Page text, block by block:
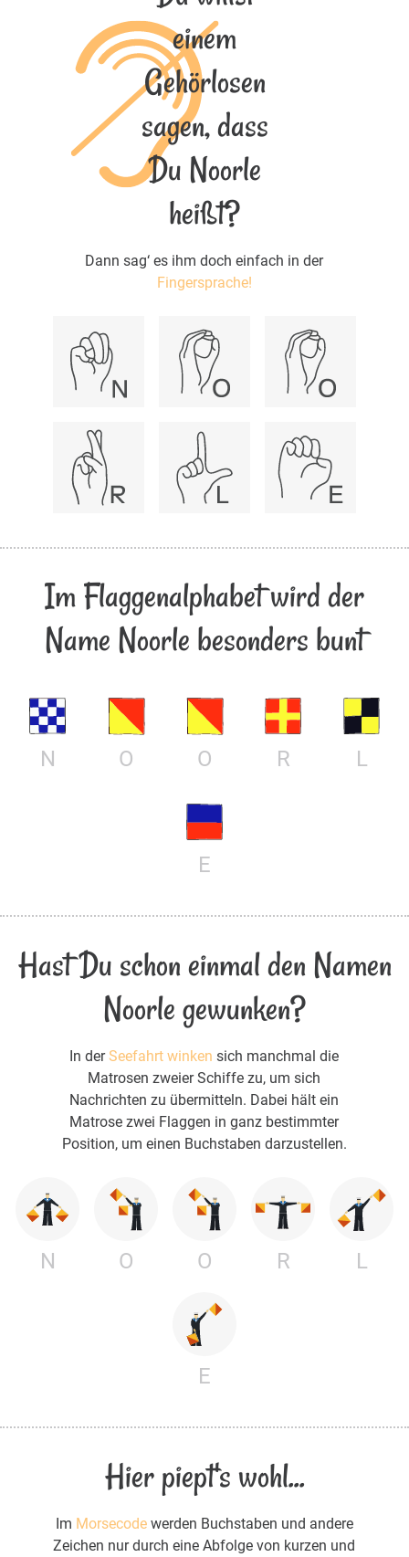
einem
Gehörlosen
sagen, dass
Du Noorle
heißt?
Dann sag‘ es ihm doch einfach in der
Fingersprache!
Im Flaggenalphabet wird der
Name Noorle besonders bunt
N O O R L
E
Hast Du schon einmal den Namen
Noorle gewunken?
In derSeefahrt winken sich manchmal die
Matrosen zweier Schiffe zu, um sich
Nachrichten zu übermitteln. Dabei hält ein
Matrose zwei Flaggen in ganz bestimmter
Position, um einen Buchstaben darzustellen.
N O O R L
E
Hier piept's wohl...
Im Morsecodewerden Buchstaben und andere
Zeichen nur durch eine Abfolge von kurzen und